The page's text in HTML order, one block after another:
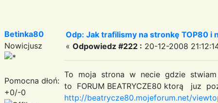
Betinka80
Nowicjusz
Pomocna dłoń:
+0/-0
Odp: Jak trafilismy na stronkę TOP80 i
« Odpowiedz #222 : 20-12-2008
To moja strona w necie gdzie
to FORUM BEATRYCZE80 ktorą juz
http://beatrycze80.mojeforum.net/